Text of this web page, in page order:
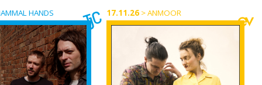
HANDS 17.11.26 >ANMOOR